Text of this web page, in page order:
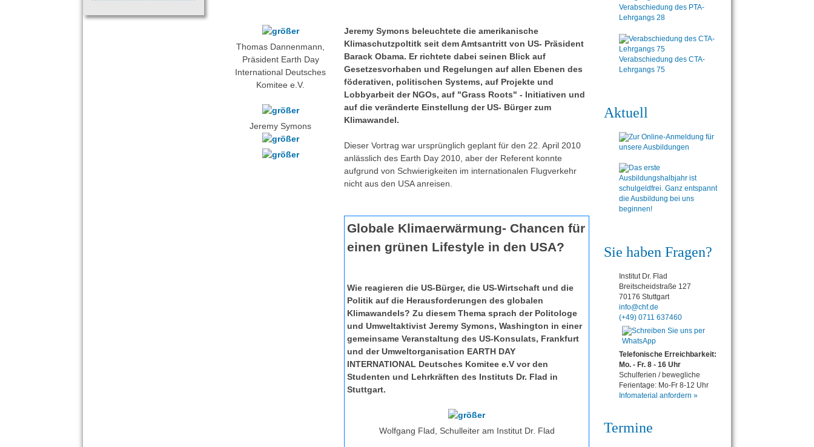
Thomas Dannenmann,
Präsident Earth Day
International Deutsches
Komitee e.V.
Jeremy Symons
Jeremy Symons beleuchtete die amerikanische
Klimaschutzpoltitk seit dem Amtsantritt von US- Präsident
Barack Obama. Er richtete dabei seinen Blick auf
Gesetzesvorhaben und Regelungen auf allen Ebenen des
föderativen, politischen Systems, auf Projekte und
Lobbyarbeit der NGOs, auf "Grass Roots" - Initiativen und
auf die veränderte Einstellung der US- Bürger zum
Klimawandel.
Dieser Vortrag war ursprünglich geplant für den 22. April 2010
anlässlich des Earth Day 2010, aber der Referent konnte
aufgrund von Schwierigkeiten im internationalen Flugverkehr
nicht aus den USA anreisen.
Globale Klimaerwärmung- Chancen für
einen grünen Lifestyle in den USA?
Wie reagieren die US-Bürger, die US-Wirtschaft und die
Politik auf die Herausforderungen des globalen
Klimawandels? Zu diesem Thema sprach der Politologe
und Umweltaktivist Jeremy Symons, Washington in einer
gemeinsame Veranstaltung des US-Konsulats, Frankfurt
und der Umweltorganisation EARTH DAY
INTERNATIONAL Deutsches Komitee e.V vor den
Studenten und Lehrkräften des Instituts Dr. Flad in
Stuttgart.
Wolfgang Flad, Schulleiter am Institut Dr. Flad
Verabschiedung des PTA-
Lehrgangs 28
Verabschiedung des CTA-
Lehrgangs 75
Aktuell
Sie haben Fragen?
Institut Dr. Flad
Breitscheidstraße 127
70176 Stuttgart
info@chf.de
(+49) 0711 637460
Telefonische Erreichbarkeit:
Mo. - Fr. 8 - 16 Uhr
Schulferien / bewegliche
Ferientage: Mo-Fr 8-12 Uhr
Infomaterial anfordern »
Termine